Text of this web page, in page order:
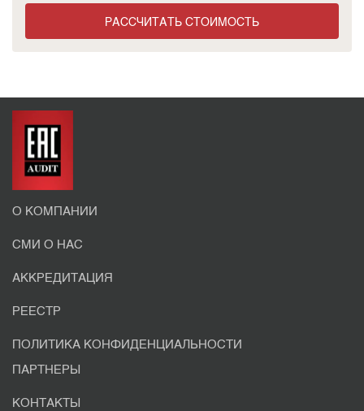
РАССЧИТАТЬ СТОИМОСТЬ
О КОМПАНИИ
СМИ О НАС
АККРЕДИТАЦИЯ
РЕЕСТР
ПОЛИТИКА КОНФИДЕНЦИАЛЬНОСТИ
ПАРТНЕРЫ
КОНТАКТЫ